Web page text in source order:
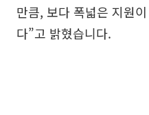
만큼, 보다 폭넓은 지원
다”고 밝혔습니다.